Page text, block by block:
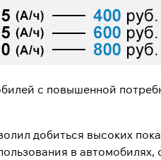
с повышенной
добиться высоких
в